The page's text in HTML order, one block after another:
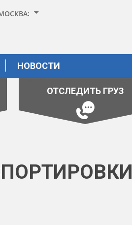
НОВОСТИ
ОТСЛЕДИТЬ ГРУЗ